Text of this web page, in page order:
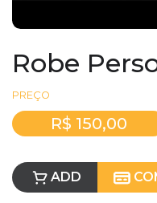
Robe
PREÇO
R$ 150,00
ADD